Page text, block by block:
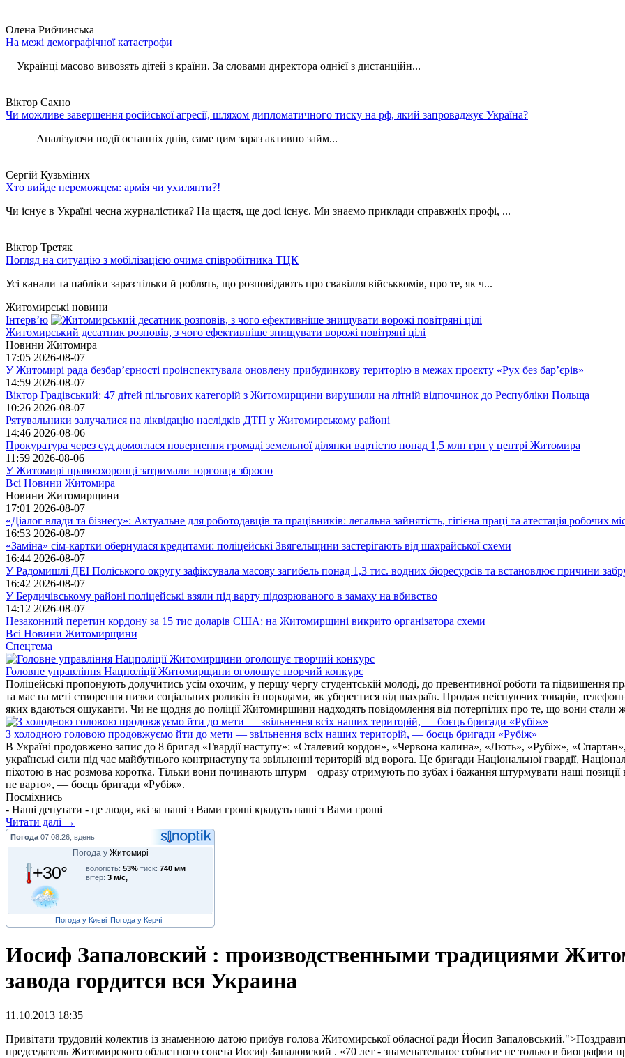
Олена Рибчинська
На межі демографічної катастрофи
Українці масово вивозять дітей з країни. За словами директора однієї з дистанційн...
Віктор Сахно
Чи можливе завершення російської агресії, шляхом дипломатичного тиску на рф, який запроваджує Україна?
Аналізуючи події останніх днів, саме цим зараз активно займ...
Сергій Кузьміних
Хто вийде переможцем: армія чи ухилянти?!
Чи існує в Україні чесна журналістика? На щастя, ще досі існує. Ми знаємо приклади справжніх профі, ...
Віктор Третяк
Погляд на ситуацію з мобілізацією очима співробітника ТЦК
Усі канали та пабліки зараз тільки й роблять, що розповідають про свавілля військкомів, про те, як ч...
Житомирські новини
Інтерв’ю
Житомирський десатник розповів, з чого ефективніше знищувати ворожі повітряні цілі
Новини Житомира
17:05 2026-08-07
У Житомирі рада безбар’єрності проінспектувала оновлену прибудинкову територію в межах проєкту «Рух без бар’єрів»
14:59 2026-08-07
Віктор Градівський: 47 дітей пільгових категорій з Житомирщини вирушили на літній відпочинок до Республіки Польща
10:26 2026-08-07
Рятувальники залучалися на ліквідацію наслідків ДТП у Житомирському районі
14:46 2026-08-06
Прокуратура через суд домоглася повернення громаді земельної ділянки вартістю понад 1,5 млн грн у центрі Житомира
11:59 2026-08-06
У Житомирі правоохоронці затримали торговця зброєю
Всі Новини Житомира
Новини Житомирщини
17:01 2026-08-07
«Діалог влади та бізнесу»: Актуальне для роботодавців та працівників: легальна зайнятість, гігієна праці та атестація робочих
16:53 2026-08-07
«Заміна» сім-картки обернулася кредитами: поліцейські Звягельщини застерігають від шахрайської схеми
16:44 2026-08-07
У Радомишлі ДЕІ Поліського округу зафіксувала масову загибель понад 1,3 тис. водних біоресурсів та встановлює причини
16:42 2026-08-07
У Бердичівському районі поліцейські взяли під варту підозрюваного в замаху на вбивство
14:12 2026-08-07
Незаконний перетин кордону за 15 тис доларів США: на Житомирщині викрито організатора схеми
Всі Новини Житомирщини
Спецтема
Головне управління Нацполіції Житомирщини оголошує творчий конкурс
Поліцейські пропонують долучитись усім охочим, у першу чергу студентській молоді, до превентивної роботи та підвищення
та має на меті створення низки соціальних роликів із порадами, як уберегтися від шахраїв. Продаж неіснуючих товарів,
яких вдаються ошуканти. Чи не щодня до поліції Житомирщини надходять повідомлення від потерпілих про те, що вони стали
З холодною головою продовжуємо йти до мети — звільнення всіх наших територій, — боєць бригади «Рубіж»
В Україні продовжено запис до 8 бригад «Гвардії наступу»: «Сталевий кордон», «Червона калина», «Лють», «Рубіж»,
українські сили під час майбутнього контрнаступу та звільненні територій від ворога. Це бригади Національної гвардії,
піхотою в нас розмова коротка. Тільки вони починають штурм – одразу отримують по зубах і бажання штурмувати наші позиції
не варто», — боєць бригади «Рубіж».
Посміхнись
- Наші депутати - це люди, які за наші з Вами гроші крадуть наші з Вами гроші
Читати далі →
Погода 07.08.26, вдень
Погода у Житомирі
+30° вологість: 53% тиск: 740 мм
вітер: 3 м/с,
Погода у Києві Погода у Керчі
Иосиф Запаловский : производственными традициями
завода гордится вся Украина
11.10.2013 18:35
Привітати трудовий колектив із знаменною датою прибув голова Житомирської обласної ради Йосип
председатель Житомирского областного совета Иосиф Запаловский . «70 лет - знаменательное событие не только в